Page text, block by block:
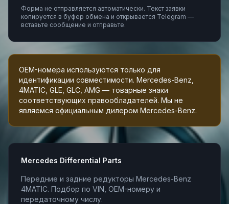
Форма не отправляется автоматически. Текст заявки
копируется в буфер обмена и открывается Telegram —
вставьте сообщение и отправьте.
OEM-номера используются только для
идентификации совместимости. Mercedes-Benz,
4MATIC, GLE, GLC, AMG — товарные знаки
соответствующих правообладателей. Мы не
являемся официальным дилером Mercedes-Benz.
Mercedes Differential Parts
Передние и задние редукторы Mercedes-Benz
4MATIC. Подбор по VIN, OEM-номеру и
передаточному числу.